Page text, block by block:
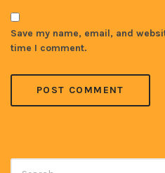
Save my name, email, and
time I comment.